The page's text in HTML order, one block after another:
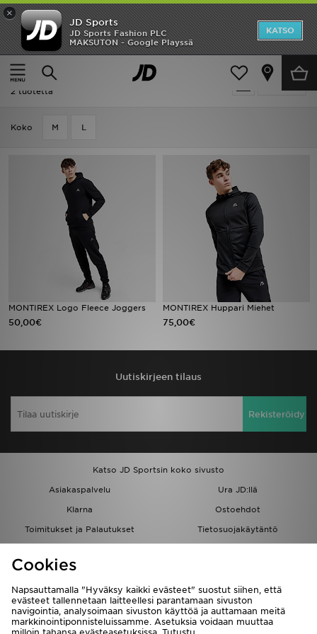
×
JD Sports
JD Sports Fashion PLC
MAKSUTON - Google Playssä
KATSO
Etusivu
Miehet
Suodata
Miehet - MONTIREX Loungewear
2 tuotetta
Koko M L
MONTIREX Logo Fleece Joggers
50,00€
MONTIREX Huppari Miehet
75,00€
Uutiskirjeen tilaus
Rekisteröidy
Katso JD Sportsin koko sivusto
Asiakaspalvelu
Ura JD:llä
Klarna
Ostoehdot
Toimitukset ja Palautukset
Tietosuojakäytäntö
Löydä myymälä
Kumppanuusohjelma
JD Blog
Etusivu
Ale
Uutuudet
Tuotemerkit
Urheilu
Minun JD
Cookies
Napsauttamalla "Hyväksy kaikki evästeet" suostut siihen, että
evästeet tallennetaan laitteellesi parantamaan sivuston
navigointia, analysoimaan sivuston käyttöä ja auttamaan meitä
markkinointiponnisteluissamme. Asetuksia voidaan muuttaa